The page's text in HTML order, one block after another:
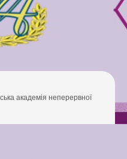
is Our Brain’s Favorite
академія неперервної